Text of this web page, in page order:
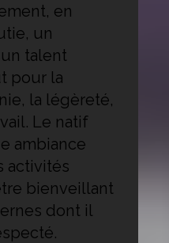
en
un
talent
pour la
la légèreté,
Le natif
ambiance
activités
bienveillant
dont il